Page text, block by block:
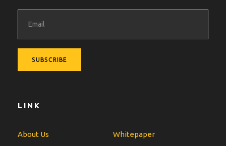
LINK
About Us
Whitepaper